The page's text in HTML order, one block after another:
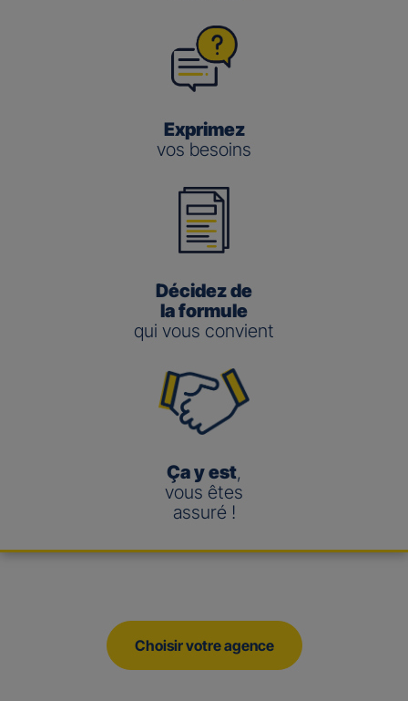
Exprimez
vos besoins
Décidez de
la formule
qui vous convient
Ça y est,
vous êtes
assuré !
Choisir votre agence